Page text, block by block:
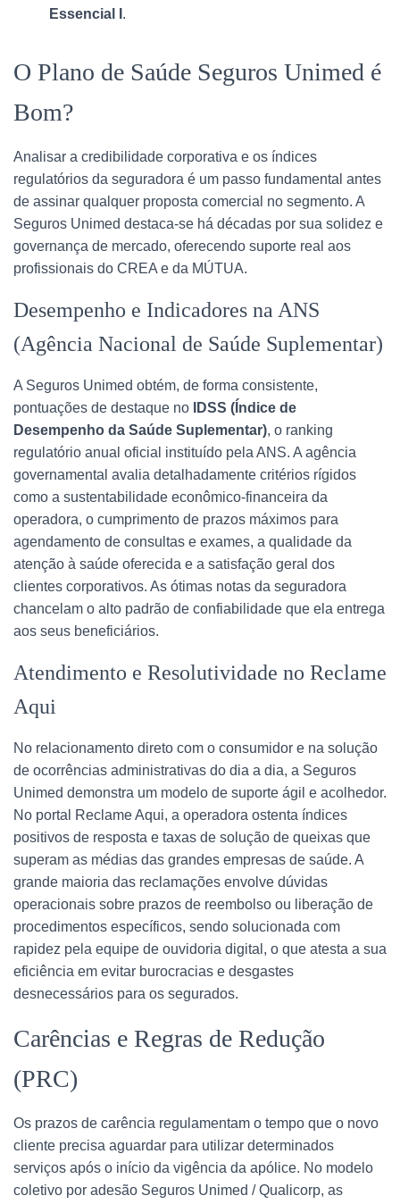
Essencial I .
O Plano de Saúde Seguros Unimed é
Bom?
Analisar a credibilidade corporativa e os índices
regulatórios da seguradora é um passo fundamental antes
de assinar qualquer proposta comercial no segmento. A
Seguros Unimed destaca-se há décadas por sua solidez e
governança de mercado, oferecendo suporte real aos
profissionais do CREA e da MÚTUA.
Desempenho e Indicadores na ANS
(Agência Nacional de Saúde Suplementar)
A Seguros Unimed obtém, de forma consistente,
pontuações de destaque no
IDSS (Índice de
Desempenho da Saúde Suplementar), o ranking
regulatório anual oficial instituído pela ANS. A agência
governamental avalia detalhadamente critérios rígidos
como a sustentabilidade econômico-financeira da
operadora, o cumprimento de prazos máximos para
agendamento de consultas e exames, a qualidade da
atenção à saúde oferecida e a satisfação geral dos
clientes corporativos. As ótimas notas da seguradora
chancelam o alto padrão de confiabilidade que ela entrega
aos seus beneficiários.
Atendimento e Resolutividade no Reclame
Aqui
No relacionamento direto com o consumidor e na solução
de ocorrências administrativas do dia a dia, a Seguros
Unimed demonstra um modelo de suporte ágil e acolhedor.
No portal Reclame Aqui, a operadora ostenta índices
positivos de resposta e taxas de solução de queixas que
superam as médias das grandes empresas de saúde. A
grande maioria das reclamações envolve dúvidas
operacionais sobre prazos de reembolso ou liberação de
procedimentos específicos, sendo solucionada com
rapidez pela equipe de ouvidoria digital, o que atesta a sua
eficiência em evitar burocracias e desgastes
desnecessários para os segurados.
Carências e Regras de Redução
(PRC)
Os prazos de carência regulamentam o tempo que o novo
cliente precisa aguardar para utilizar determinados
serviços após o início da vigência da apólice. No modelo
coletivo por adesão Seguros Unimed / Qualicorp, as